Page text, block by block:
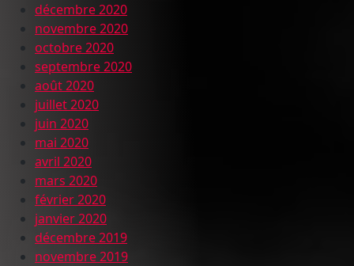
décembre 2020
novembre 2020
octobre 2020
septembre 2020
août 2020
juillet 2020
juin 2020
mai 2020
avril 2020
mars 2020
février 2020
janvier 2020
décembre 2019
novembre 2019